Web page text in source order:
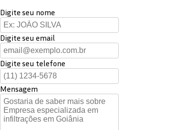
Digite seu nome
Digite seu email
Digite seu telefone
Mensagem